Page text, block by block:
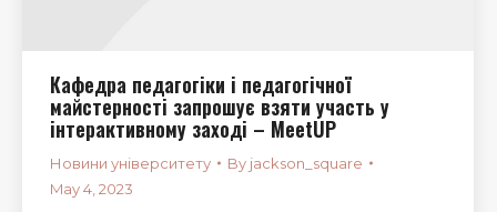
Кафедра педагогіки і педагогічної
майстерності запрошує взяти участь у
інтерактивному заході – MeetUP
Новини університету By jackson_square
May 4, 2023